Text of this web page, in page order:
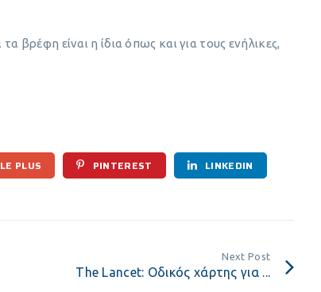
βρέφη είναι η ίδια όπως και για τους ενήλικες,
PLUS PINTEREST LINKEDIN
Next Post
The Lancet: Οδικός χάρτης για ...